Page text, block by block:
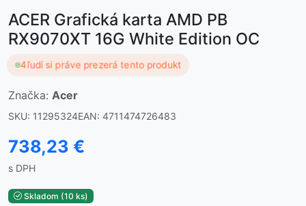
ACER Grafická karta AMD PB
RX9070XT 16G White Edition OC
4ľudí si práve prezerá tento produkt
Značka: Acer
SKU: 11295324EAN: 4711474726483
738,23 €
s DPH
Skladom (10 ks)